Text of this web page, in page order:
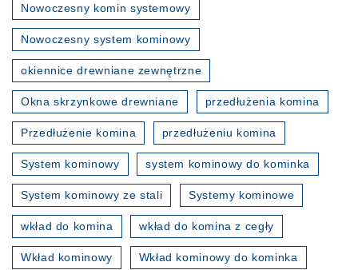
Nowoczesny komin systemowy
Nowoczesny system kominowy
okiennice drewniane zewnętrzne
Okna skrzynkowe drewniane przedłużenia komina
Przedłużenie komina przedłużeniu komina
System kominowy system kominowy do kominka
System kominowy ze stali Systemy kominowe
wkład do komina wkład do komina z cegły
Wkład kominowy Wkład kominowy do kominka